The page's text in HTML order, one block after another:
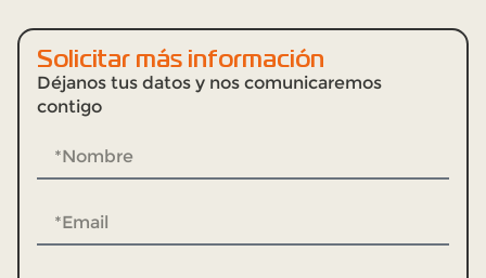
Solicitar más información
Déjanos tus datos y nos comunicaremos
contigo